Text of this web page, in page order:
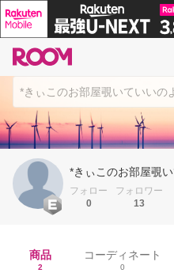
*きぃこのお部屋覗
フォロー
0
フォロワー
13
商品
2
コーディネート
0